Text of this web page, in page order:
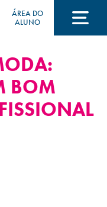
ÁREA DO
ALUNO
BOM